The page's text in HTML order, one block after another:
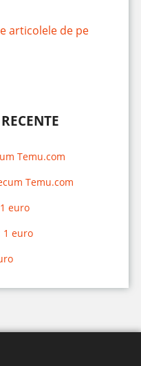
articolele de pe
Temu.com
Temu.com
euro
1 euro